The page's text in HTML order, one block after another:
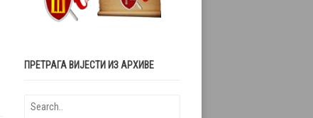
ПРЕТРАГА ВИЈЕСТИ ИЗ АРХИВЕ